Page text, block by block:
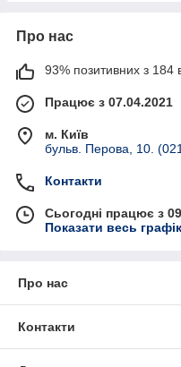
Про нас
93% позитивних з 184
Працює з 07.04.2021
м. Київ
бульв. Перова, 10.
Контакти
Сьогодні працює з
Показати весь
Про нас
Контакти